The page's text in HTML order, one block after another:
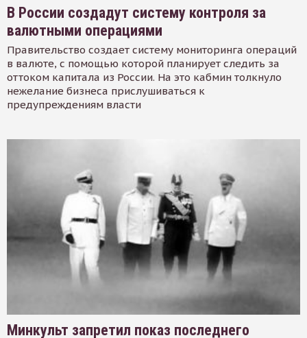
В России создадут систему контроля за
валютными операциями
Правительство создает систему мониторинга операций
в валюте, с помощью которой планирует следить за
оттоком капитала из России. На это кабмин толкнуло
нежелание бизнеса прислушиваться к
предупреждениям власти
Минкульт запретил показ последнего